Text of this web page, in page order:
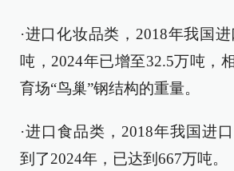
·进口化妆品类，2018年我国
吨，2024年已增至32.5万吨，
育场“鸟巢”钢结构的重量。
·进口食品类，2018年我国进
到了2024年，已达到667万吨。